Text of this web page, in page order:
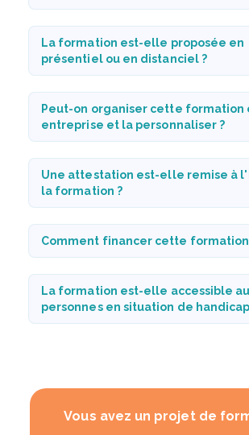
La formation est-elle proposée en
présentiel ou en distanciel ?
Peut-on organiser cette formation
entreprise et la personnaliser ?
Une attestation est-elle remise à
la formation ?
Comment financer cette formation
La formation est-elle accessible
personnes en situation de
Vous avez un projet de